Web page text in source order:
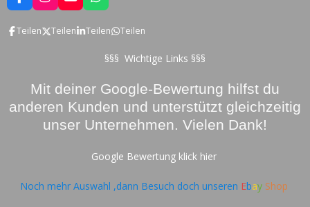
a
e
n
t
m
o
T
h
a
t
Teilen Teilen Teilen Teilen
§§§ Wichtige Links §§§
Mit deiner Google-Bewertung hilfst du
anderen Kunden und unterstützt gleichzeitig
unser Unternehmen. Vielen Dank!
Google Bewertung klick hier
Noch mehr Auswahl ,dann Besuch doch unseren EbayShop